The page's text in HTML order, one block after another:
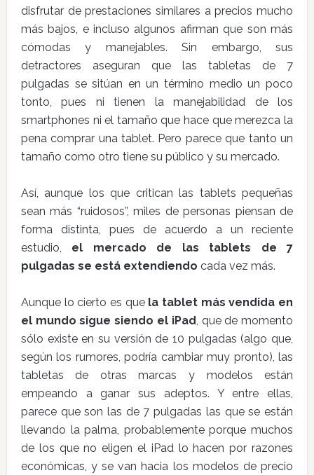
disfrutar de prestaciones similares a precios mucho
más bajos, e incluso algunos afirman que son más
cómodas y manejables. Sin embargo, sus
detractores aseguran que las tabletas de 7
pulgadas se sitúan en un término medio un poco
tonto, pues ni tienen la manejabilidad de los
smartphones ni el tamaño que hace que merezca la
pena comprar una tablet. Pero parece que tanto un
tamaño como otro tiene su público y su mercado.
Así, aunque los que critican las tablets pequeñas
sean más “ruidosos”, miles de personas piensan de
forma distinta, pues de acuerdo a un reciente
estudio, el mercado de las tablets de 7
pulgadas se está extendiendo cada vez más.
Aunque lo cierto es que la tablet más vendida en
el mundo sigue siendo el iPad, que de momento
sólo existe en su versión de 10 pulgadas (algo que,
según los rumores, podría cambiar muy pronto), las
tabletas de otras marcas y modelos están
empeando a ganar sus adeptos. Y entre ellas,
parece que son las de 7 pulgadas las que se están
llevando la palma, probablemente porque muchos
de los que no eligen el iPad lo hacen por razones
económicas, y se van hacia los modelos de precio